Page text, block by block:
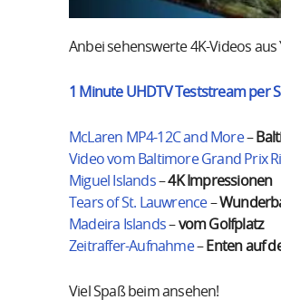
Anbei sehenswerte 4K-Videos
1 Minute UHDTV Teststream per
McLaren MP4-12C and More–
Video vom Baltimore Grand Prix
Miguel Islands–4K Impressionen
Tears of St. Lauwrence–
Madeira Islands–vom Golfplatz
Zeitraffer-Aufnahme– Enten auf
Viel Spaß beim ansehen!